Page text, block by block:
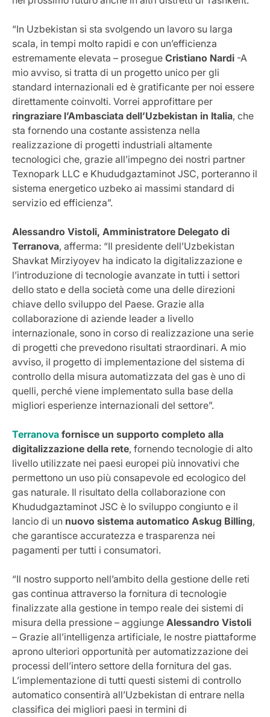
“In Uzbekistan si sta svolgendo un lavoro su larga
scala, in tempi molto rapidi e con un’efficienza
estremamente elevata – prosegue Cristiano Nardi -A
mio avviso, si tratta di un progetto unico per gli
standard internazionali ed è gratificante per noi essere
direttamente coinvolti. Vorrei approfittare per
ringraziare l’Ambasciata dell’Uzbekistan in Italia, che
sta fornendo una costante assistenza nella
realizzazione di progetti industriali altamente
tecnologici che, grazie all’impegno dei nostri partner
Texnopark LLC e Khududgaztaminot JSC, porteranno il
sistema energetico uzbeko ai massimi standard di
servizio ed efficienza”.
Alessandro Vistoli, Amministratore Delegato di
Terranova, afferma: “Il presidente dell’Uzbekistan
Shavkat Mirziyoyev ha indicato la digitalizzazione e
l’introduzione di tecnologie avanzate in tutti i settori
dello stato e della società come una delle direzioni
chiave dello sviluppo del Paese. Grazie alla
collaborazione di aziende leader a livello
internazionale, sono in corso di realizzazione una serie
di progetti che prevedono risultati straordinari. A mio
avviso, il progetto di implementazione del sistema di
controllo della misura automatizzata del gas è uno di
quelli, perché viene implementato sulla base della
migliori esperienze internazionali del settore”.
Terranova fornisce un supporto completo alla
digitalizzazione della rete, fornendo tecnologie di alto
livello utilizzate nei paesi europei più innovativi che
permettono un uso più consapevole ed ecologico del
gas naturale. Il risultato della collaborazione con
Khududgaztaminot JSC è lo sviluppo congiunto e il
lancio di un nuovo sistema automatico Askug Billing,
che garantisce accuratezza e trasparenza nei
pagamenti per tutti i consumatori.
“Il nostro supporto nell’ambito della gestione delle reti
gas continua attraverso la fornitura di tecnologie
finalizzate alla gestione in tempo reale dei sistemi di
misura della pressione – aggiunge Alessandro Vistoli
– Grazie all’intelligenza artificiale, le nostre piattaforme
aprono ulteriori opportunità per automatizzazione dei
processi dell’intero settore della fornitura del gas.
L’implementazione di tutti questi sistemi di controllo
automatico consentirà all’Uzbekistan di entrare nella
classifica dei migliori paesi in termini di